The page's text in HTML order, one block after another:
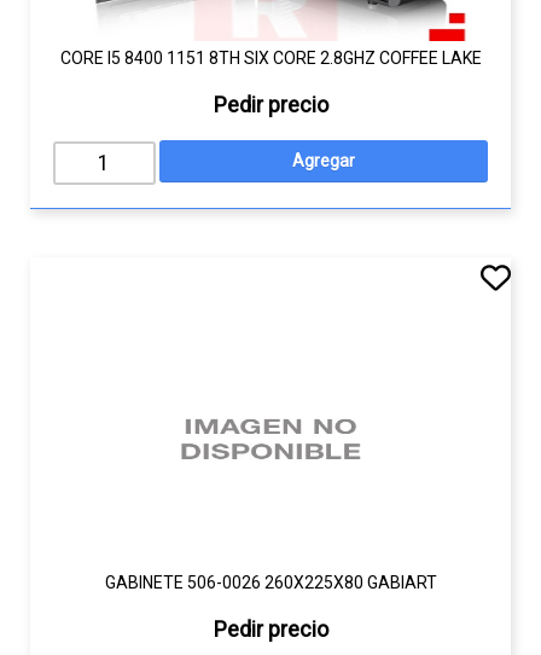
CORE I5 8400 1151 8TH SIX CORE 2.8GHZ COFFEE LAKE
Pedir precio
GABINETE 506-0026 260X225X80 GABIART
Pedir precio